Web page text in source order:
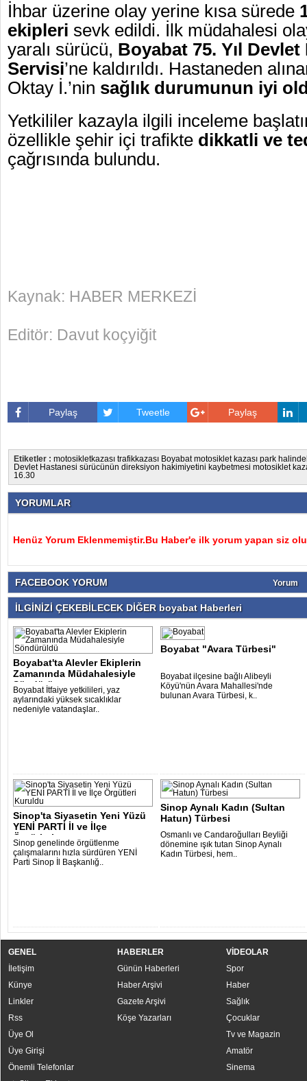
İhbar üzerine olay yerine kısa sürede
ekipleri sevk edildi. İlk müdahalesi
yaralı sürücü, Boyabat 75. Yıl
Servisi’ne kaldırıldı. Hastaneden
Oktay İ.’nin sağlık durumunun iyi
Yetkililer kazayla ilgili inceleme
özellikle şehir içi trafikte dikkatli ve
çağrısında bulundu.
Kaynak: HABER MERKEZİ
Editör: Davut koçyiğit
Paylaş Tweetle Paylaş
Etiketler : motosikletkazası trafikkazası Boyabat motosiklet kazası park
Devlet Hastanesi sürücünün direksiyon hakimiyetini kaybetmesi motosiklet
16.30
YORUMLAR
Henüz Yorum Eklenmemiştir.Bu Haber'e ilk yorum yapan siz
FACEBOOK YORUM Yorum
İLGİNİZİ ÇEKEBİLECEK DİĞER boyabat Haberleri
Boyabat'ta Alevler Ekiplerin
Zamanında Müdahalesiyle
Söndürü..
Boyabat İtfaiye yetkilileri, yaz
aylarındaki yüksek sıcaklıklar
nedeniyle vatandaşlar..
Boyabat "Avara Türbesi"
Boyabat ilçesine bağlı Alibeyli
Köyü'nün Avara Mahallesi'nde
bulunan Avara Türbesi, k..
Sinop'ta Siyasetin Yeni Yüzü
YENİ PARTİ İl ve İlçe
Örgütleri..
Sinop genelinde örgütlenme
çalışmalarını hızla sürdüren YENİ
Parti Sinop İl Başkanlığ..
Sinop Aynalı Kadın (Sultan
Hatun) Türbesi
Osmanlı ve Candaroğulları Beyliği
dönemine ışık tutan Sinop Aynalı
Kadın Türbesi, hem..
GENEL
İletişim
Künye
Linkler
Rss
Üye Ol
Üye Girişi
Önemli Telefonlar
HABERLER
Günün Haberleri
Haber Arşivi
Gazete Arşivi
Köşe Yazarları
VİDEOLAR
Spor
Haber
Sağlık
Çocuklar
Tv ve Magazin
Amatör
Sinema